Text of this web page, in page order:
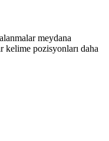
meydana
kelime pozisyonları daha